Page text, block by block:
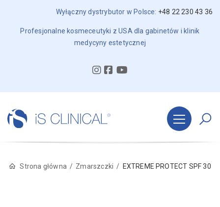
Wyłączny dystrybutor w Polsce: +48 22 230 43 36
Profesjonalne kosmeceutyki z USA dla gabinetów i klinik
medycyny estetycznej
Strona główna Zmarszczki EXTREME PROTECT SPF 30